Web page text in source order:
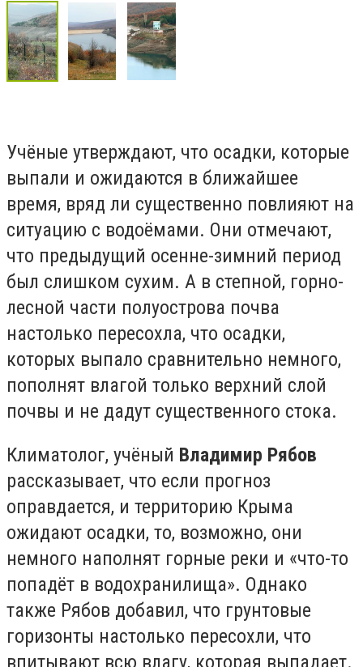
Учёные утверждают, что осадки, которые
выпали и ожидаются в ближайшее
время, вряд ли существенно повлияют на
ситуацию с водоёмами. Они отмечают,
что предыдущий осенне-зимний период
был слишком сухим. А в степной, горно-
лесной части полуострова почва
настолько пересохла, что осадки,
которых выпало сравнительно немного,
пополнят влагой только верхний слой
почвы и не дадут существенного стока.
Климатолог, учёный Владимир Рябов
рассказывает, что если прогноз
оправдается, и территорию Крыма
ожидают осадки, то, возможно, они
немного наполнят горные реки и «что-то
попадёт в водохранилища». Однако
также Рябов добавил, что грунтовые
горизонты настолько пересохли, что
впитывают всю влагу, которая выпадает.